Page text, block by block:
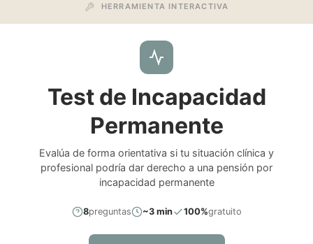
HERRAMIENTA INTERACTIVA
Test de Incapacidad
Permanente
Evalúa de forma orientativa si tu situación clínica y
profesional podría dar derecho a una pensión por
incapacidad permanente
8preguntas ~3 min 100%gratuito